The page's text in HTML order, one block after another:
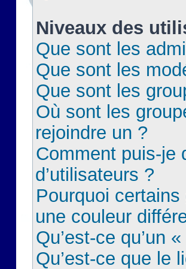
Niveaux des
Que sont les
Que sont les
Que sont les
Où sont les
rejoindre un ?
Comment puis-je
d’utilisateurs ?
Pourquoi
une couleur
Qu’est-ce qu’un
Qu’est-ce que le